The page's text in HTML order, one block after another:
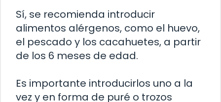
Sí, se recomienda introducir
alimentos alérgenos, como el huevo,
el pescado y los cacahuetes, a partir
de los 6 meses de edad.
Es importante introducirlos uno a la
vez y en forma de puré o trozos